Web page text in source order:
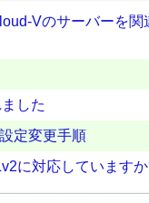
Vのサーバーを関
した
定変更手順
に対応しています